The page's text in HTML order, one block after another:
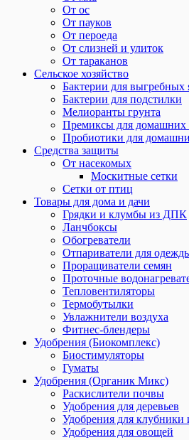
От ос
От пауков
От пероеда
От слизней и улиток
От тараканов
Сельское хозяйство
Бактерии для выгребных
Бактерии для подстилки
Мелиоранты грунта
Премиксы для
Пробиотики для
Средства защиты
От насекомых
Москитные сетки
Сетки от птиц
Товары для дома и дачи
Грядки и клумбы из ДПК
Ланчбоксы
Обогреватели
Отпариватели для
Проращиватели семян
Проточные
Тепловентиляторы
Термобутылки
Увлажнители воздуха
Фитнес-блендеры
Удобрения (Биокомплекс)
Биостимуляторы
Гуматы
Удобрения (Органик Микс)
Раскислители почвы
Удобрения для деревьев
Удобрения для клубники
Удобрения для овощей